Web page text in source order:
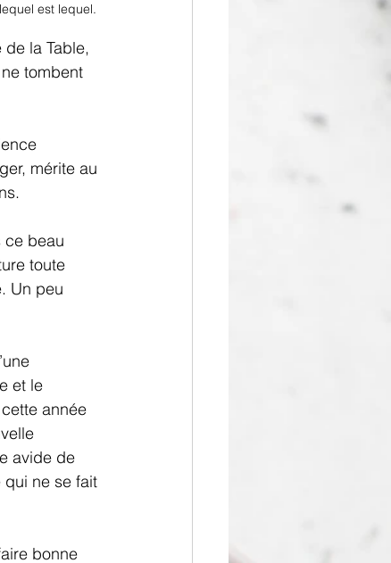
est lequel.
la Table,
tombent
mérite au
ce beau
toute
Un peu
et le
année
avide de
ne se fait
bonne